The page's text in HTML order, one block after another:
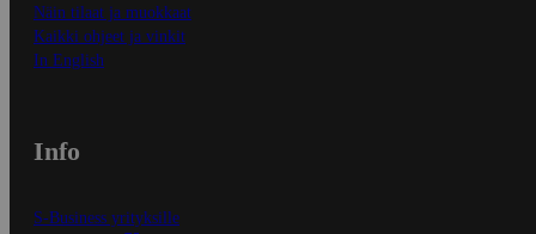
Näin tilaat ja muokkaat
Kaikki ohjeet ja vinkit
In English
Info
S-Business yrityksille